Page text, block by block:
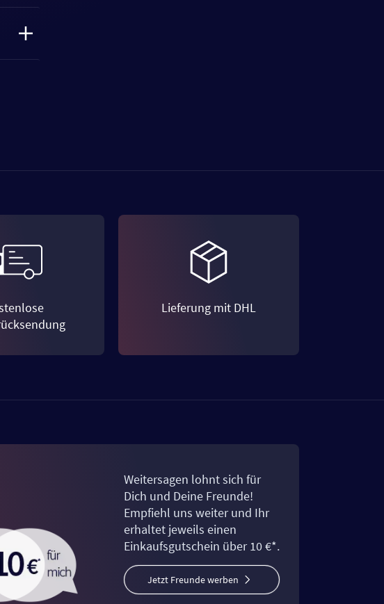
Lieferung mit DHL
Weitersagen lohnt sich für
Dich und Deine Freunde!
Empfiehl uns weiter und Ihr
erhaltet jeweils einen
Einkaufsgutschein über 10 €*.
Jetzt Freunde werben